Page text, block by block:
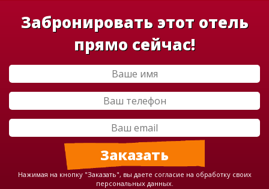
Забронировать этот отель
прямо сейчас!
Нажимая на кнопку "Заказать", вы даете согласие на обработку своих
персональных данных.